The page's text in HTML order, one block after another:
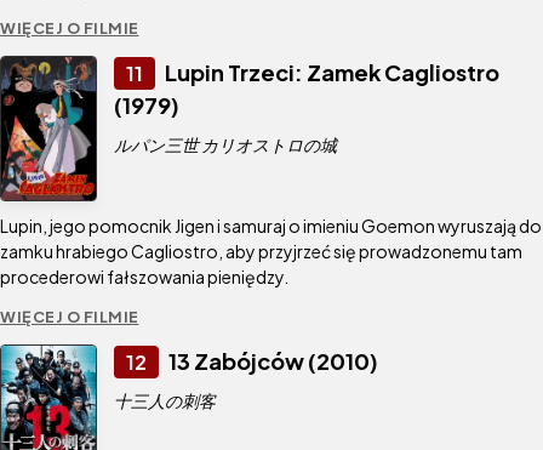
WIĘCEJ O FILMIE
11
Lupin Trzeci: Zamek Cagliostro
(1979)
ルパン三世 カリオストロの城
Lupin, jego pomocnik Jigen i samuraj o imieniu Goemon wyruszają do
zamku hrabiego Cagliostro, aby przyjrzeć się prowadzonemu tam
procederowi fałszowania pieniędzy.
WIĘCEJ O FILMIE
12 13 Zabójców (2010)
十三人の刺客